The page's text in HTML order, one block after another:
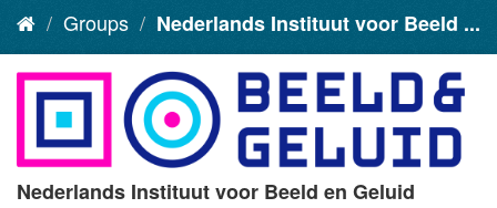
Groups Nederlands Instituut voor Beeld ...
Nederlands Instituut voor Beeld en Geluid